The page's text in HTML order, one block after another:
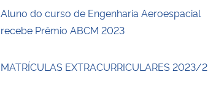
Aluno do curso de Engenharia Aeroespacial
recebe Prêmio ABCM 2023
MATRÍCULAS EXTRACURRICULARES 2023/2